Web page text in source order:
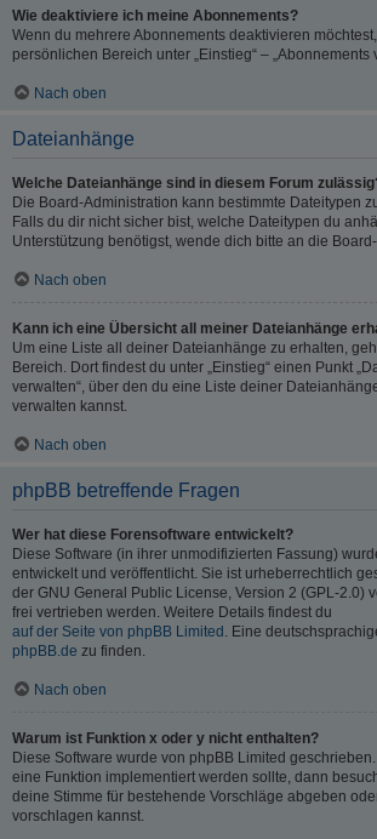
Wie deaktiviere ich meine Abonnements?
Wenn du mehrere Abonnements deaktivieren
persönlichen Bereich unter „Einstieg“ – „Abonnements
Nach oben
Dateianhänge
Welche Dateianhänge sind in diesem Forum
Die Board-Administration kann bestimmte Dateitypen
Falls du dir nicht sicher bist, welche Dateitypen du
Unterstützung benötigst, wende dich bitte an die
Nach oben
Kann ich eine Übersicht all meiner Dateianhänge
Um eine Liste all deiner Dateianhänge zu erhalten,
Bereich. Dort findest du unter „Einstieg“ einen Punkt
verwalten“, über den du eine Liste deiner
verwalten kannst.
Nach oben
phpBB betreffende Fragen
Wer hat diese Forensoftware entwickelt?
Diese Software (in ihrer unmodifizierten Fassung)
entwickelt und veröffentlicht. Sie ist urheberrechtlich
der GNU General Public License, Version 2 (GPL-2.0)
frei vertrieben werden. Weitere Details findest du
auf der Seite von phpBB Limited . Eine
phpBB.de zu finden.
Nach oben
Warum ist Funktion x oder y nicht enthalten?
Diese Software wurde von phpBB Limited
eine Funktion implementiert werden sollte, dann
deine Stimme für bestehende Vorschläge abgeben
vorschlagen kannst.